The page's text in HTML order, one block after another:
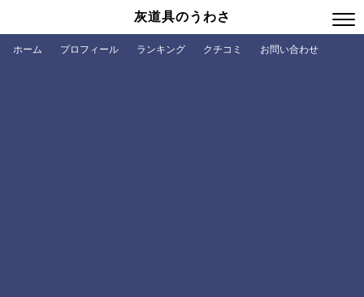
灰道具のうわさ
ホーム プロフィール ランキング クチコミ お問い合わせ